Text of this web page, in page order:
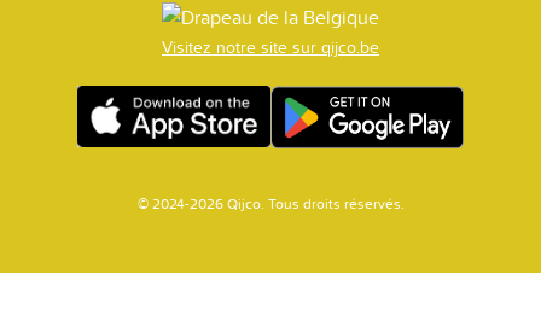
Visitez notre site sur qijco.be
© 2024-2026 Qijco. Tous droits réservés.